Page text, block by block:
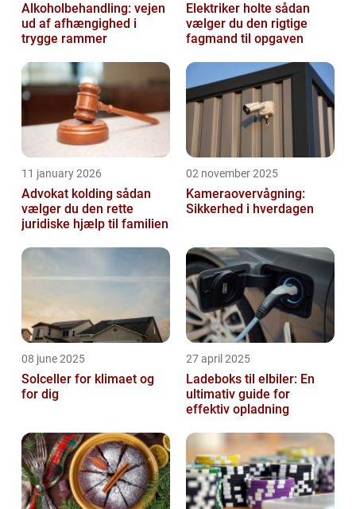
Alkoholbehandling: vejen
ud af afhængighed i
trygge rammer
Elektriker holte sådan
vælger du den rigtige
fagmand til opgaven
11 january 2026
Advokat kolding sådan
vælger du den rette
juridiske hjælp til familien
02 november 2025
Kameraovervågning:
Sikkerhed i hverdagen
08 june 2025
Solceller for klimaet og
for dig
27 april 2025
Ladeboks til elbiler: En
ultimativ guide for
effektiv opladning